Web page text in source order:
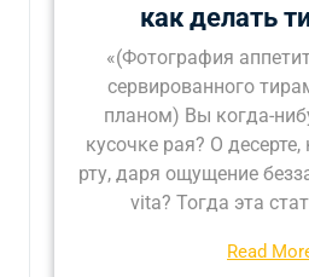
как делать
«(Фотография
сервированного
планом) Вы когда-
кусочке рая? О
рту, даря ощущение
vita? Тогда эта
Read